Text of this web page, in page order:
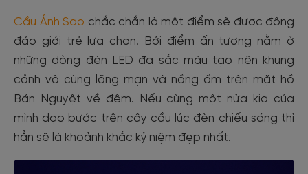
Cầu Ánh Sao chắc chắn là một điểm sẽ được đông
đảo giới trẻ lựa chọn. Bởi điểm ấn tượng nằm ở
những dòng đèn LED đa sắc màu tạo nên khung
cảnh vô cùng lãng mạn và nồng ấm trên mặt hồ
Bán Nguyệt về đêm. Nếu cùng một nửa kia của
mình dạo bước trên cây cầu lúc đèn chiếu sáng thì
hẳn sẽ là khoảnh khắc kỷ niệm đẹp nhất.